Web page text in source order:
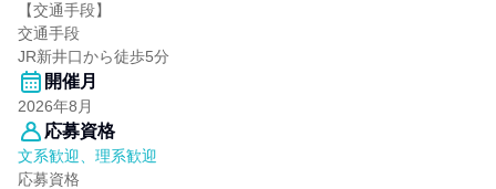
【交通手段】
交通手段
JR新井口から徒歩5分
開催月
2026年8月
応募資格
文系歓迎、理系歓迎
応募資格